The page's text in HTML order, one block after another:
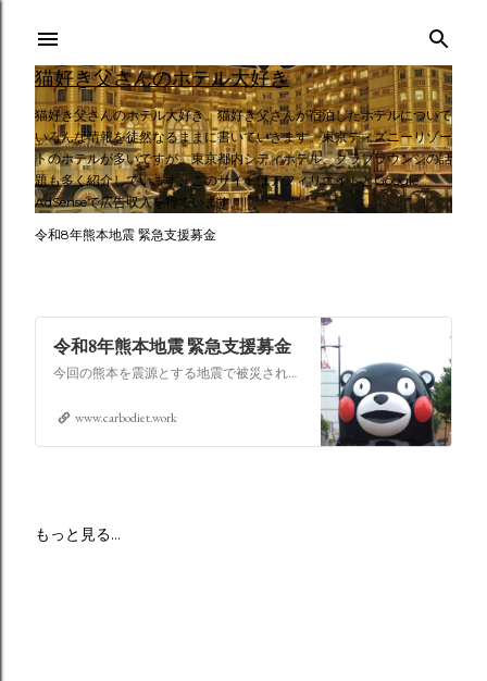
スキップしてメイン コンテンツに移動
猫好き父さんのホテル大好き
猫好き父さんのホテル大好き。猫好き父さんが宿泊したホテルについて
いろんな情報を徒然なるままに書いていきます。東京ディズニーリゾー
トのホテルが多いですが、東京都内シティホテル、クラブラウンジの話
題も多く紹介しています。このサイトはアフィリエイトとGoogle
AdSenseで広告収入を得ています。
令和8年熊本地震 緊急支援募金
令和8年熊本地震 緊急支援募金
今回の熊本を震源とする地震で被災された皆さままだまだ余震も続き大変な時間を過ごされていると思います。心よりお見舞い申し上げます
www.carbodiet.work
もっと見る…